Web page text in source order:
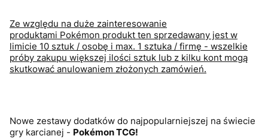
Ze względu na duże zainteresowanie
produktami Pokémon produkt ten sprzedawany jest w
limicie 10 sztuk / osobę i max. 1 sztuka / firmę - wszelkie
próby zakupu większej ilości sztuk lub z kilku kont mogą
skutkować anulowaniem złożonych zamówień.
Nowe zestawy dodatków do najpopularniejszej na świecie
gry karcianej - PokémonTCG!